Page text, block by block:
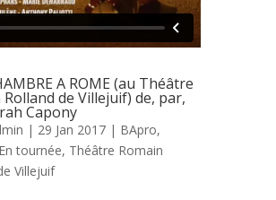
A ROME (au Théâtre
Rolland de Villejuif) de, par,
Capony
| 29 Jan 2017 | BApro,
En tournée, Théâtre Romain
Villejuif